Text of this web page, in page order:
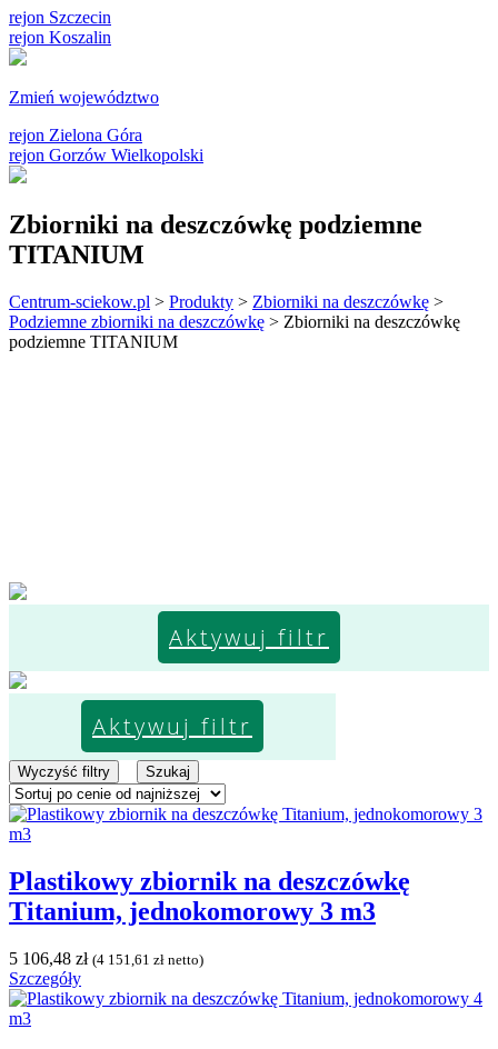
rejon Szczecin
rejon Koszalin
Zmień województwo
rejon Zielona Góra
rejon Gorzów Wielkopolski
Zbiorniki na deszczówkę podziemne
TITANIUM
Centrum-sciekow.pl > Produkty > Zbiorniki na deszczówkę >
Podziemne zbiorniki na deszczówkę > Zbiorniki na deszczówkę
podziemne TITANIUM
Aktywuj filtr
Aktywuj filtr
Wyczyść filtry Szukaj
Plastikowy zbiornik na deszczówkę
Titanium, jednokomorowy 3 m3
5 106,48 zł (4 151,61 zł netto)
Szczegóły